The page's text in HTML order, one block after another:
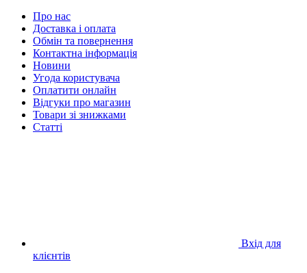
Про нас
Доставка і оплата
Обмін та повернення
Контактна інформація
Новини
Угода користувача
Оплатити онлайн
Відгуки про магазин
Товари зі знижками
Статті
Вхід для
клієнтів